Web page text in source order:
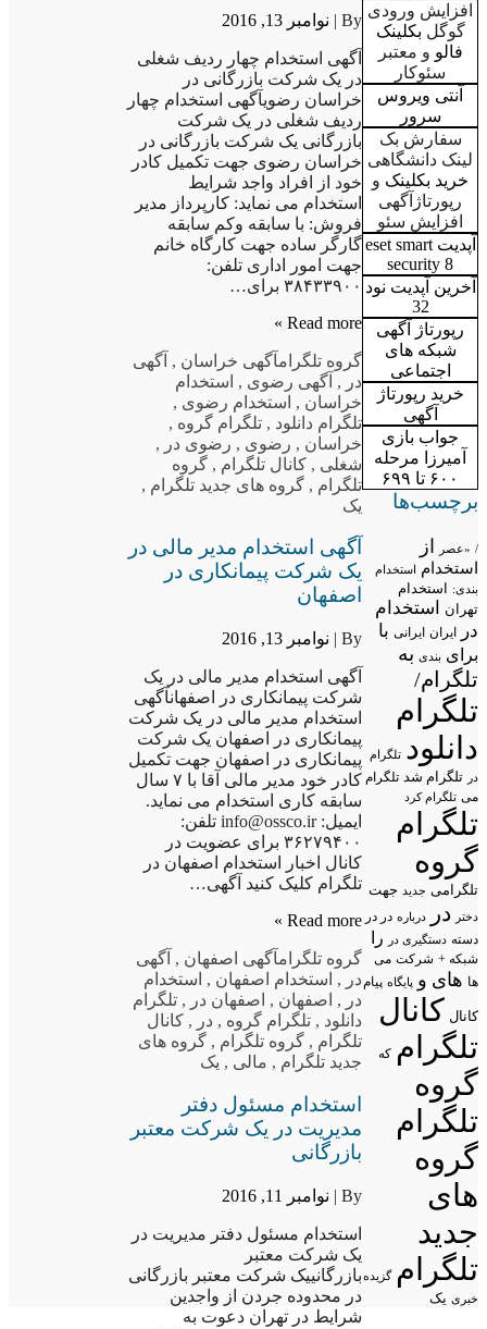
افزایش ورودی
گوگل بکلینک
فالو و معتبر
سئوکار
آنتی ویروس
سرور
سفارش بک
لینک دانشگاهی
خرید بکلینک و
رپورتاژآگهی
افزایش سئو
آپدیت eset smart
security 8
آخرین آپدیت نود
32
رپورتاژ آگهی
شبکه های
اجتماعی
خرید رپورتاژ
آگهی
جواب بازی
آمیرزا مرحله
۶۰۰ تا ۶۹۹
By | نوامبر 13, 2016
آگهی استخدام چهار ردیف شغلی
در یک شرکت بازرگانی در
خراسان رضویآگهی استخدام چهار
ردیف شغلی در یک شرکت
بازرگانی یک شرکت بازرگانی در
خراسان رضوی جهت تکمیل کادر
خود از افراد واجد شرایط
استخدام می نماید: کارپرداز مدیر
فروش: با سابقه وکم سابقه
گارگر ساده جهت کارگاه خانم
جهت امور اداری تلفن:
۳۸۴۳۳۹۰۰ برای…
Read more »
گروه تلگرامآگهی خراسان , آگهی
در , آگهی رضوی , استخدام
خراسان , استخدام رضوی ,
تلگرام دانلود , تلگرام گروه ,
خراسان , رضوی , رضوی در ,
شغلی , کانال تلگرام , گروه
تلگرام , گروه های جدید تلگرام ,
یک
آگهی استخدام مدیر مالی در
یک شرکت پیمانکاری در
اصفهان
By | نوامبر 13, 2016
آگهی استخدام مدیر مالی در یک
شرکت پیمانکاری در اصفهانآگهی
استخدام مدیر مالی در یک شرکت
پیمانکاری در اصفهان یک شرکت
پیمانکاری در اصفهان جهت تکمیل
کادر خود مدیر مالی آقا با ۷ سال
سابقه کاری استخدام می نماید.
ایمیل: info@ossco.ir تلفن:
۳۶۲۷۹۴۰۰ برای عضویت در
کانال اخبار استخدام اصفهان در
تلگرام کلیک کنید آگهی…
Read more »
گروه تلگرامآگهی اصفهان , آگهی
در , استخدام اصفهان , استخدام
در , اصفهان , اصفهان در , تلگرام
دانلود , تلگرام گروه , در , کانال
تلگرام , گروه تلگرام , گروه های
جدید تلگرام , مالی , یک
استخدام مسئول دفتر
مدیریت در یک شرکت معتبر
بازرگانی
By | نوامبر 11, 2016
استخدام مسئول دفتر مدیریت در
یک شرکت معتبر
بازرگانییک شرکت معتبر بازرگانی
در محدوده جردن از واجدین
شرایط در تهران دعوت به
برچسب‌ها
/ «عصر از
استخدام استخدام
بندی: استخدام
تهران
استخدام
در
ایران ایرانی با
برای بندی به
تلگرام/
تلگرام
دانلود تلگرام
در تلگرام شد تلگرام
می تلگرام کرد
تلگرام
گروه
تلگرامی جدید جهت
دختر در درباره در در
دسته دستگیری در را
شبکه + شرکت می
ها های و پایگاه پیام
کانال کانال
تلگرام که
گروه
تلگرام
گروه
های
جدید
تلگرام گزیده
خبری یک